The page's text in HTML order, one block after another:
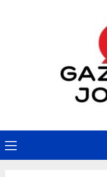
Primary
Menu